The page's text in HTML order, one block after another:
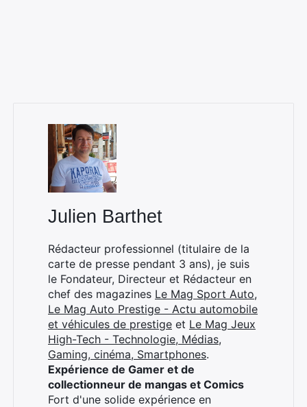
Julien Barthet
Rédacteur professionnel (titulaire de la
carte de presse pendant 3 ans), je suis
le Fondateur, Directeur et Rédacteur en
chef des magazines Le Mag Sport Auto,
Le Mag Auto Prestige - Actu automobile
et véhicules de prestige et Le Mag Jeux
High-Tech - Technologie, Médias,
Gaming, cinéma, Smartphones.
Expérience de Gamer et de
collectionneur de mangas et Comics
Fort d'une solide expérience en